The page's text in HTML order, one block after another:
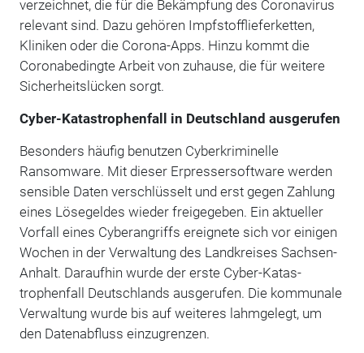
verzeichnet, die für die Bekämpfung des Coronavirus
relevant sind. Dazu gehören Impfstofflieferketten,
Kliniken oder die Corona-Apps. Hinzu kommt die
Coronabedingte Arbeit von zuhause, die für weitere
Sicherheitslücken sorgt.
Cyber-Katastrophenfall in Deutschland ausgerufen
Besonders häufig benutzen Cyberkriminelle
Ransomware. Mit dieser Erpressersoftware werden
sensible Daten verschlüsselt und erst gegen Zahlung
eines Lösegeldes wieder freigegeben. Ein aktueller
Vorfall eines Cyberangriffs ereignete sich vor einigen
Wochen in der Verwaltung des Landkreises Sachsen-
Anhalt. Daraufhin wurde der erste Cyber-Katas-
trophenfall Deutschlands ausgerufen. Die kommunale
Verwaltung wurde bis auf weiteres lahmgelegt, um
den Datenabfluss einzugrenzen.